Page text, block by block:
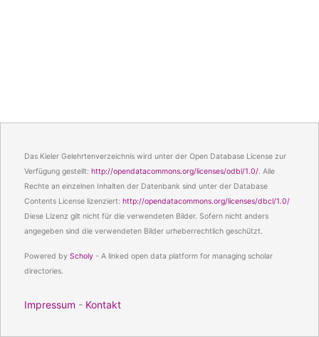
Das Kieler Gelehrtenverzeichnis wird unter der Open Database License zur
Verfügung gestellt: http://opendatacommons.org/licenses/odbl/1.0/. Alle
Rechte an einzelnen Inhalten der Datenbank sind unter der Database
Contents License lizenziert: http://opendatacommons.org/licenses/dbcl/1.0/
Diese Lizenz gilt nicht für die verwendeten Bilder. Sofern nicht anders
angegeben sind die verwendeten Bilder urheberrechtlich geschützt.
Powered by Scholy- A linked open data platform for managing scholar
directories.
Impressum - Kontakt